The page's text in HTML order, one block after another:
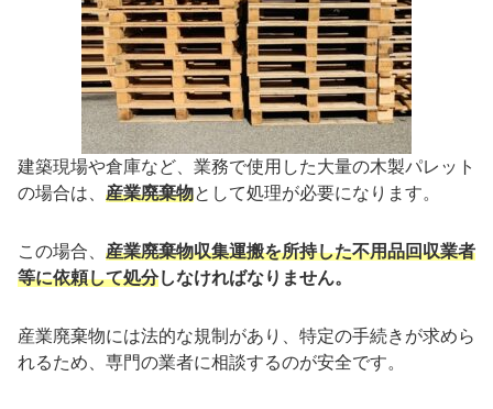
建築現場や倉庫など、業務で使用した大量の木製パレット
の場合は、 産業廃棄物として処理が必要になります。
この場合、 産業廃棄物収集運搬を所持した不用品回収業者
等に依頼して処分しなければなりません。
産業廃棄物には法的な規制があり、特定の手続きが求めら
れるため、専門の業者に相談するのが安全です。